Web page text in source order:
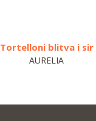
Tortelloni blitva i sir
AURELIA